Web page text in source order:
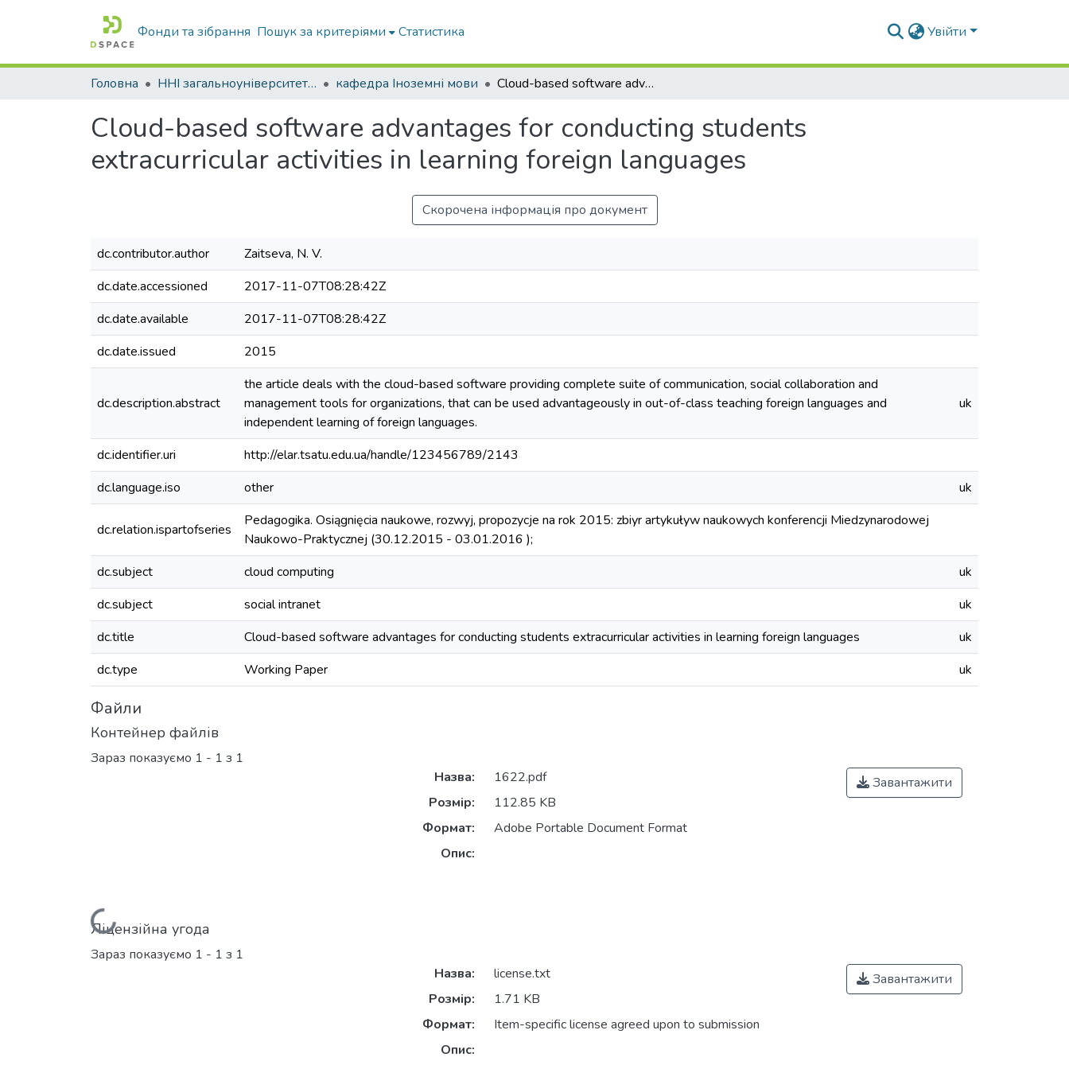
Фонди та зібрання Пошук за критеріями Статистика Увійти
Головна ННІ загальноуніверситетської підготовки кафедра Іноземні мови Cloud-based software advantages for conducting students extracurricular activities in learning foreign languages
Cloud-based software advantages for conducting students
extracurricular activities in learning foreign languages
Скорочена інформація про документ
dc.contributor.author
Zaitseva, N. V.
dc.date.accessioned
2017-11-07T08:28:42Z
dc.date.available
2017-11-07T08:28:42Z
dc.date.issued
2015
dc.description.abstract
the article deals with the cloud-based software providing complete suite of communication, social collaboration and
management tools for organizations, that can be used advantageously in out-of-class teaching foreign languages and
independent learning of foreign languages.
uk
dc.identifier.uri
http://elar.tsatu.edu.ua/handle/123456789/2143
dc.language.iso
other uk
dc.relation.ispartofseries
Pedagogika. Osiągnięcia naukowe, rozwуj, propozycje na rok 2015: zbiуr artykułуw naukowych konferencji Miedzynarodowej
Naukowo-Praktycznej (30.12.2015 - 03.01.2016 );
dc.subject
cloud computing
uk
dc.subject
social intranet
uk
dc.title
Cloud-based software advantages for conducting students extracurricular activities in learning foreign languages
uk
dc.type
Working Paper uk
Файли
Контейнер файлів
Зараз показуємо 1 - 1 з 1
Вантажиться...
Назва:
1622.pdf
Розмір:
112.85 KB
Формат:
Adobe Portable Document Format
Опис:
Завантажити
Ліцензійна угода
Зараз показуємо 1 - 1 з 1
Назва:
license.txt
Розмір:
1.71 KB
Формат:
Item-specific license agreed upon to submission
Опис:
Завантажити